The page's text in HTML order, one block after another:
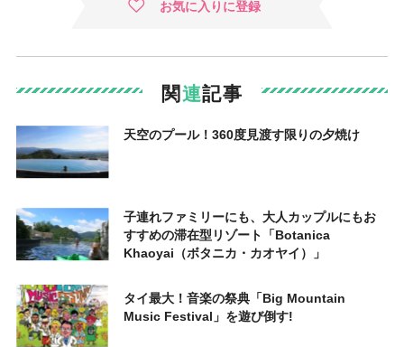
お気に入りに登録
関連記事
天空のプール！360度見渡す限りの夕焼け
子連れファミリーにも、大人カップルにもお
すすめの滞在型リゾート「Botanica
Khaoyai（ボタニカ・カオヤイ）」
タイ最大！音楽の祭典「Big Mountain
Music Festival」を遊び倒す!